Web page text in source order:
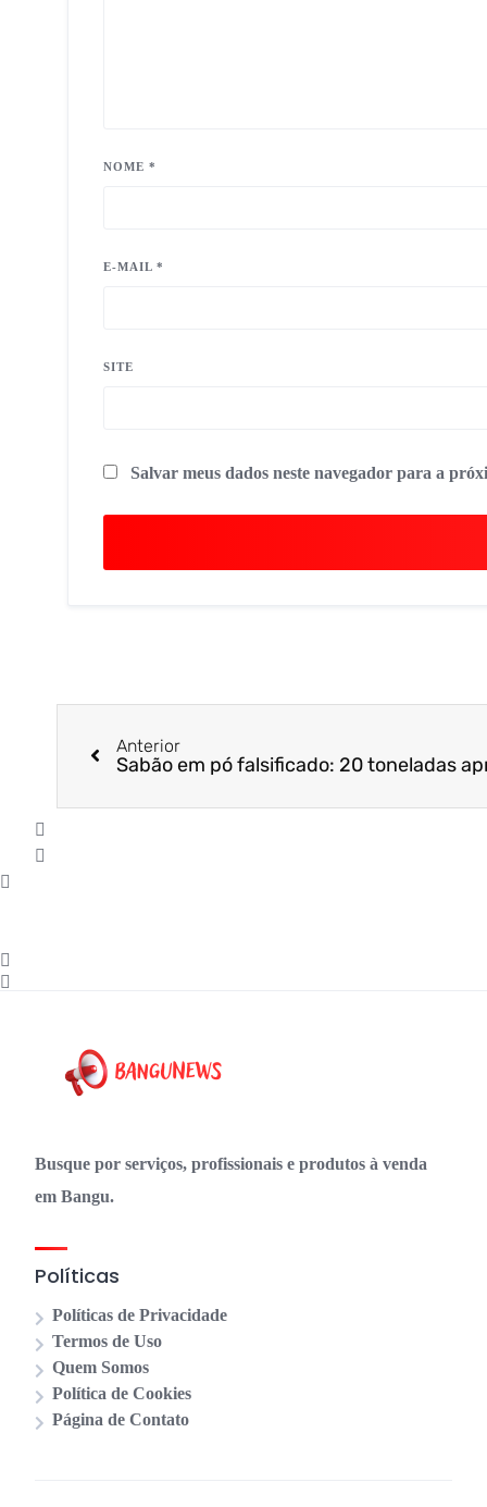
NOME *
E-MAIL *
SITE
Salvar meus dados neste navegador para a
Anterior
Busque por serviços, profissionais e produtos à venda
em Bangu.
Políticas
Políticas de Privacidade
Termos de Uso
Quem Somos
Política de Cookies
Página de Contato